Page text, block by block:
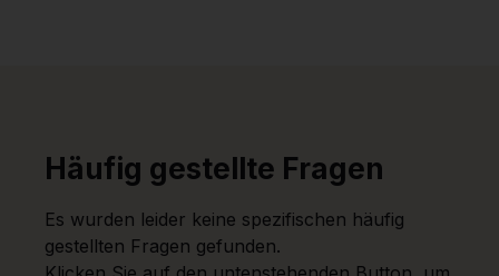
Häufig gestellte Fragen
Es wurden leider keine spezifischen häufig
gestellten Fragen gefunden.